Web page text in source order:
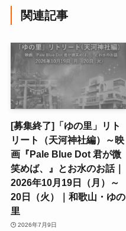
関連記事
[募集終了]「ゆの里」リト
リート（天河神社編）～映
画『Pale Blue Dot 君が微
笑めば、』とお水のお話｜
2026年10月19日（月）～
20日（火）｜和歌山・ゆの
里
2026年7月9日